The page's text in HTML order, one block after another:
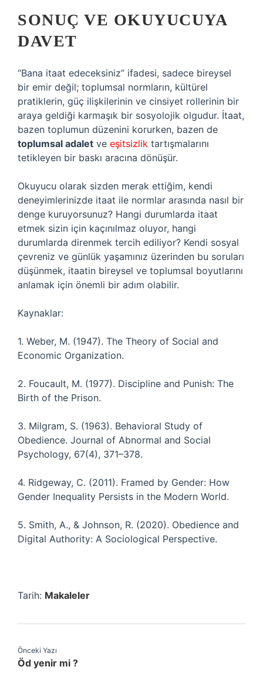
SONUÇ VE OKUYUCUYA
DAVET
“Bana itaat edeceksiniz” ifadesi, sadece bireysel
bir emir değil; toplumsal normların, kültürel
pratiklerin, güç ilişkilerinin ve cinsiyet rollerinin bir
araya geldiği karmaşık bir sosyolojik olgudur. İtaat,
bazen toplumun düzenini korurken, bazen de
toplumsal adalet ve eşitsizlik tartışmalarını
tetikleyen bir baskı aracına dönüşür.
Okuyucu olarak sizden merak ettiğim, kendi
deneyimlerinizde itaat ile normlar arasında nasıl bir
denge kuruyorsunuz? Hangi durumlarda itaat
etmek sizin için kaçınılmaz oluyor, hangi
durumlarda direnmek tercih ediliyor? Kendi sosyal
çevreniz ve günlük yaşamınız üzerinden bu soruları
düşünmek, itaatin bireysel ve toplumsal boyutlarını
anlamak için önemli bir adım olabilir.
Kaynaklar:
1. Weber, M. (1947). The Theory of Social and
Economic Organization.
2. Foucault, M. (1977). Discipline and Punish: The
Birth of the Prison.
3. Milgram, S. (1963). Behavioral Study of
Obedience. Journal of Abnormal and Social
Psychology, 67(4), 371–378.
4. Ridgeway, C. (2011). Framed by Gender: How
Gender Inequality Persists in the Modern World.
5. Smith, A., & Johnson, R. (2020). Obedience and
Digital Authority: A Sociological Perspective.
Tarih: Makaleler
Önceki Yazı
Öd yenir mi ?